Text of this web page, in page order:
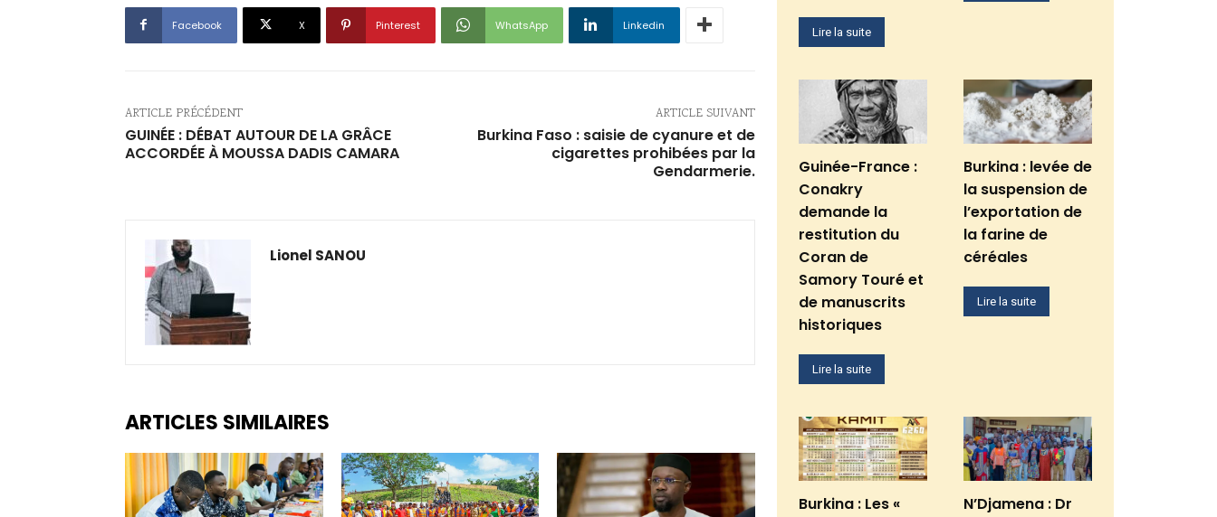
Facebook X Pinterest WhatsApp Linkedin
ARTICLE PRÉCÉDENT
GUINÉE : DÉBAT AUTOUR DE LA GRÂCE
ACCORDÉE À MOUSSA DADIS CAMARA
ARTICLE SUIVANT
Burkina Faso : saisie de cyanure et de
cigarettes prohibées par la
Gendarmerie.
Lionel SANOU
ARTICLES SIMILAIRES
Lire la suite
Guinée-France :
Conakry
demande la
restitution du
Coran de
Samory Touré et
de manuscrits
historiques
Lire la suite
Burkina : levée de
la suspension de
l’exportation de
la farine de
céréales
Lire la suite
Burkina : Les «
N’Djamena : Dr